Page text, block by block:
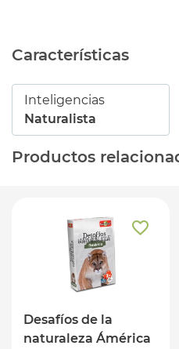
Características
Inteligencias
Naturalista
Productos
Desafíos de la
naturaleza Ámérica